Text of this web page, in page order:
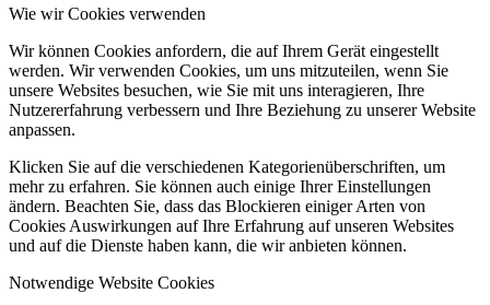
Wie wir Cookies verwenden
Wir können Cookies anfordern, die auf Ihrem Gerät eingestellt
werden. Wir verwenden Cookies, um uns mitzuteilen, wenn Sie
unsere Websites besuchen, wie Sie mit uns interagieren, Ihre
Nutzererfahrung verbessern und Ihre Beziehung zu unserer Website
anpassen.
Klicken Sie auf die verschiedenen Kategorienüberschriften, um
mehr zu erfahren. Sie können auch einige Ihrer Einstellungen
ändern. Beachten Sie, dass das Blockieren einiger Arten von
Cookies Auswirkungen auf Ihre Erfahrung auf unseren Websites
und auf die Dienste haben kann, die wir anbieten können.
Notwendige Website Cookies